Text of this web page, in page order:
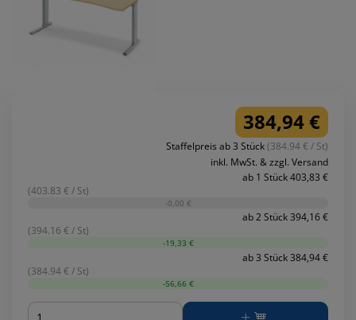
384,94 €
Staffelpreis ab 3 Stück(384.94 € / St)
inkl. MwSt. & zzgl. Versand
ab 1 Stück 403,83 €
(403.83 € / St)
-0,00 €
ab 2 Stück 394,16 €
(394.16 € / St)
-19,33 €
ab 3 Stück 384,94 €
(384.94 € / St)
-56,66 €
Menge